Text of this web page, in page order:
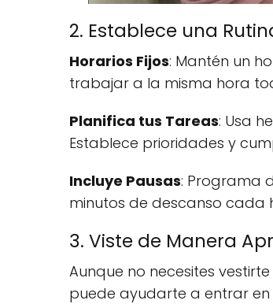
2. Establece una
Horarios Fijos: Mantén un
trabajar a la misma hora
Planifica tus Tareas: Usa
Establece prioridades y
Incluye Pausas: Programa
minutos de descanso cada
3. Viste de Manera
Aunque no necesites
puede ayudarte a entrar